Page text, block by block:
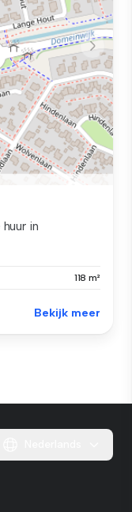
in
118 m²
Bekijk meer